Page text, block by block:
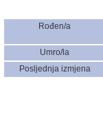
Rođen/a
Umro/la
Posljednja izmjena